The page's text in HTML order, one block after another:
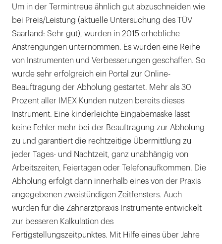
Um in der Termintreue ähnlich gut abzuschneiden wie
bei Preis/Leistung (aktuelle Untersuchung des TÜV
Saarland: Sehr gut), wurden in 2015 erhebliche
Anstrengungen unternommen. Es wurden eine Reihe
von Instrumenten und Verbesserungen geschaffen. So
wurde sehr erfolgreich ein Portal zur Online-
Beauftragung der Abholung gestartet. Mehr als 30
Prozent aller IMEX Kunden nutzen bereits dieses
Instrument. Eine kinderleichte Eingabemaske lässt
keine Fehler mehr bei der Beauftragung zur Abholung
zu und garantiert die rechtzeitige Übermittlung zu
jeder Tages- und Nachtzeit, ganz unabhängig von
Arbeitszeiten, Feiertagen oder Telefonaufkommen. Die
Abholung erfolgt dann innerhalb eines von der Praxis
angegebenen zweistündigen Zeitfensters. Auch
wurden für die Zahnarztpraxis Instrumente entwickelt
zur besseren Kalkulation des
Fertigstellungszeitpunktes. Mit Hilfe eines über Jahre